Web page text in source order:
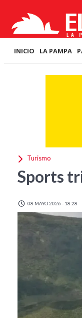
INICIO LA PAMPA
Turismo
Sports
08 MAYO 2026 - 18:28